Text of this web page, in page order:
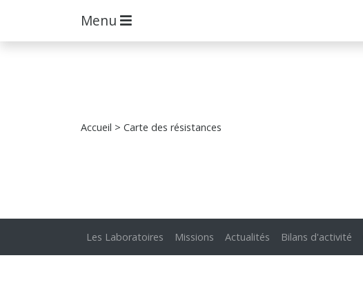
Menu
Accueil > Carte des résistances
Les Laboratoires Missions Actualités Bilans d'activité